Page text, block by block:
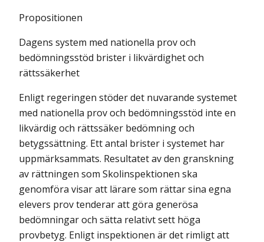
Propositionen
Dagens system med nationella prov och
bedömningsstöd brister i likvärdighet och
rättssäkerhet
Enligt regeringen stöder det nuvarande systemet
med nationella prov och bedömningsstöd inte en
likvärdig och rättssäker bedömning och
betygssättning. Ett antal brister i systemet har
uppmärksammats. Resultatet av den granskning
av rättningen som Skolinspektionen ska
genomföra visar att lärare som rättar sina egna
elevers prov tenderar att göra generösa
bedömningar och sätta relativt sett höga
provbetyg. Enligt inspektionen är det rimligt att